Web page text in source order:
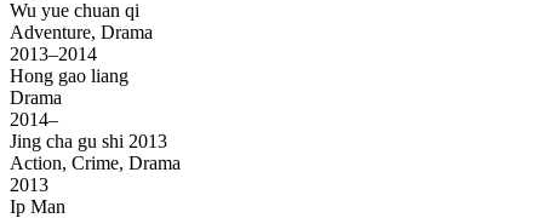
Wu yue chuan qi
Adventure, Drama
2013–2014
Hong gao liang
Drama
2014–
Jing cha gu shi 2013
Action, Crime, Drama
2013
Ip Man